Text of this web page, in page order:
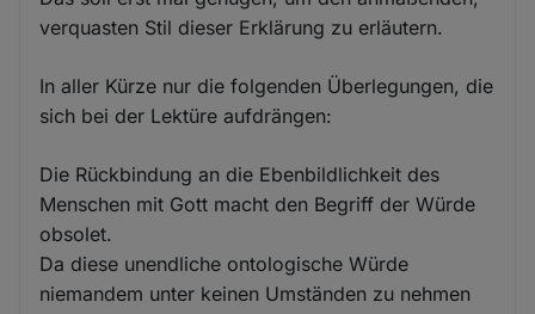
verquasten Stil dieser Erklärung zu erläutern.
In aller Kürze nur die folgenden Überlegungen, die
sich bei der Lektüre aufdrängen:
Die Rückbindung an die Ebenbildlichkeit des
Menschen mit Gott macht den Begriff der Würde
obsolet.
Da diese unendliche ontologische Würde
niemandem unter keinen Umständen zu nehmen